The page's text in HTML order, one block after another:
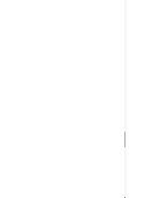
脂 (LCTs) 和
的膳食脂